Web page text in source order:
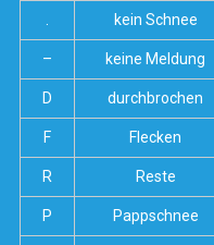
kein Schnee
– keine Meldung
D durchbrochen
F Flecken
R Reste
P Pappschnee